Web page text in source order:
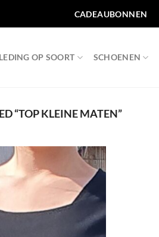
CADEAUBONNEN
OP SOORT SCHOENEN
“TOP KLEINE MATEN”
Toevoegen
aan
wenslijst